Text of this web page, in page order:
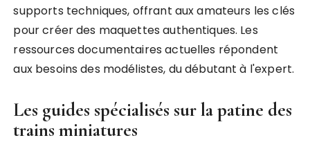
supports techniques, offrant aux amateurs les clés
pour créer des maquettes authentiques. Les
ressources documentaires actuelles répondent
aux besoins des modélistes, du débutant à l'expert.
Les guides spécialisés sur la patine des
trains miniatures